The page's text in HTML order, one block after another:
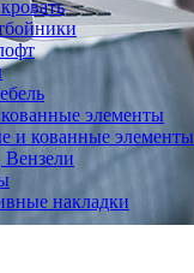
элементы
и кованные элементы
накладки